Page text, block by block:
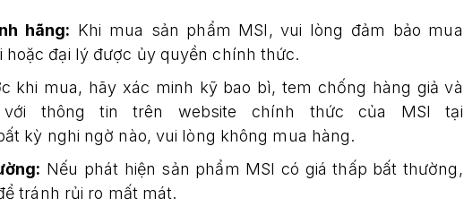
hãng: Khi mua sản phẩm MSI, vui lòng đảm bảo mua
đại lý được ủy quyền chính thức.
khi mua, hãy xác minh kỹ bao bì, tem chống hàng giả và
thông tin trên website chính thức của MSI tại
kỳ nghi ngờ nào, vui lòng không mua hàng.
Nếu phát hiện sản phẩm MSI có giá thấp bất thường,
tránh rủi ro mất mát.